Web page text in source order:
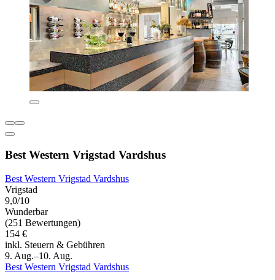
Best Western Vrigstad Vardshus
Best Western Vrigstad Vardshus
Vrigstad
9,0/10
Wunderbar
(251 Bewertungen)
154 €
inkl. Steuern & Gebühren
9. Aug.–10. Aug.
Best Western Vrigstad Vardshus